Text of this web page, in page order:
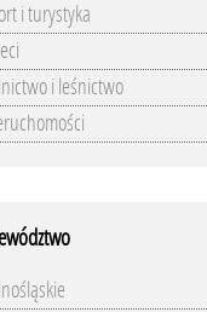
i turystyka
i leśnictwo